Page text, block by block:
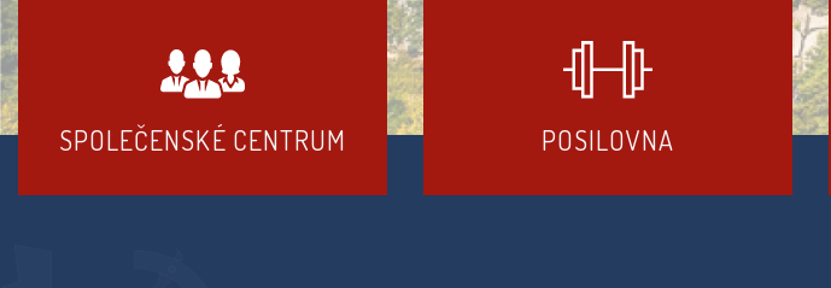
SPOLEČENSKÉ CENTRUM POSILOVNA